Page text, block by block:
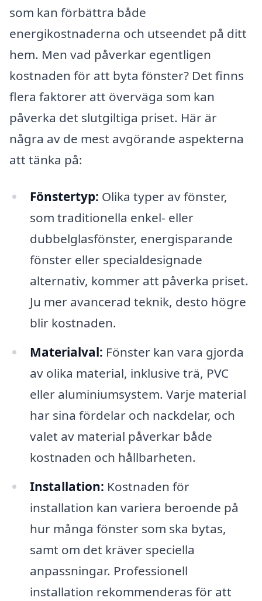
som kan förbättra både
energikostnaderna och utseendet på ditt
hem. Men vad påverkar egentligen
kostnaden för att byta fönster? Det finns
flera faktorer att överväga som kan
påverka det slutgiltiga priset. Här är
några av de mest avgörande aspekterna
att tänka på:
Fönstertyp: Olika typer av fönster,
som traditionella enkel- eller
dubbelglasfönster, energisparande
fönster eller specialdesignade
alternativ, kommer att påverka priset.
Ju mer avancerad teknik, desto högre
blir kostnaden.
Materialval: Fönster kan vara gjorda
av olika material, inklusive trä, PVC
eller aluminiumsystem. Varje material
har sina fördelar och nackdelar, och
valet av material påverkar både
kostnaden och hållbarheten.
Installation: Kostnaden för
installation kan variera beroende på
hur många fönster som ska bytas,
samt om det kräver speciella
anpassningar. Professionell
installation rekommenderas för att